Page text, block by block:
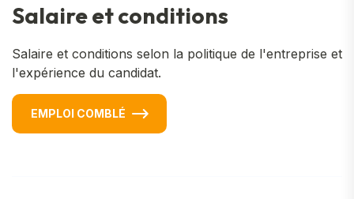
Salaire et conditions
Salaire et conditions selon la politique de l'entreprise et
l'expérience du candidat.
EMPLOI COMBLÉ